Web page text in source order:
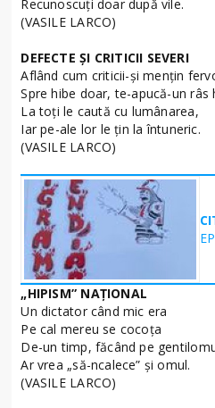
Recunoscuţi doar după vile.
(VASILE LARCO)
DEFECTE ŞI CRITICII SEVERI
Aflând cum criticii-şi menţin
Spre hibe doar, te-apucă-un râs
La toţi le caută cu lumânarea,
Iar pe-ale lor le ţin la întuneric.
(VASILE LARCO)
„HIPISM” NAŢIONAL
Un dictator când mic era
Pe cal mereu se cocoţa
De-un timp, făcând pe
Ar vrea „să-ncalece” şi omul.
(VASILE LARCO)